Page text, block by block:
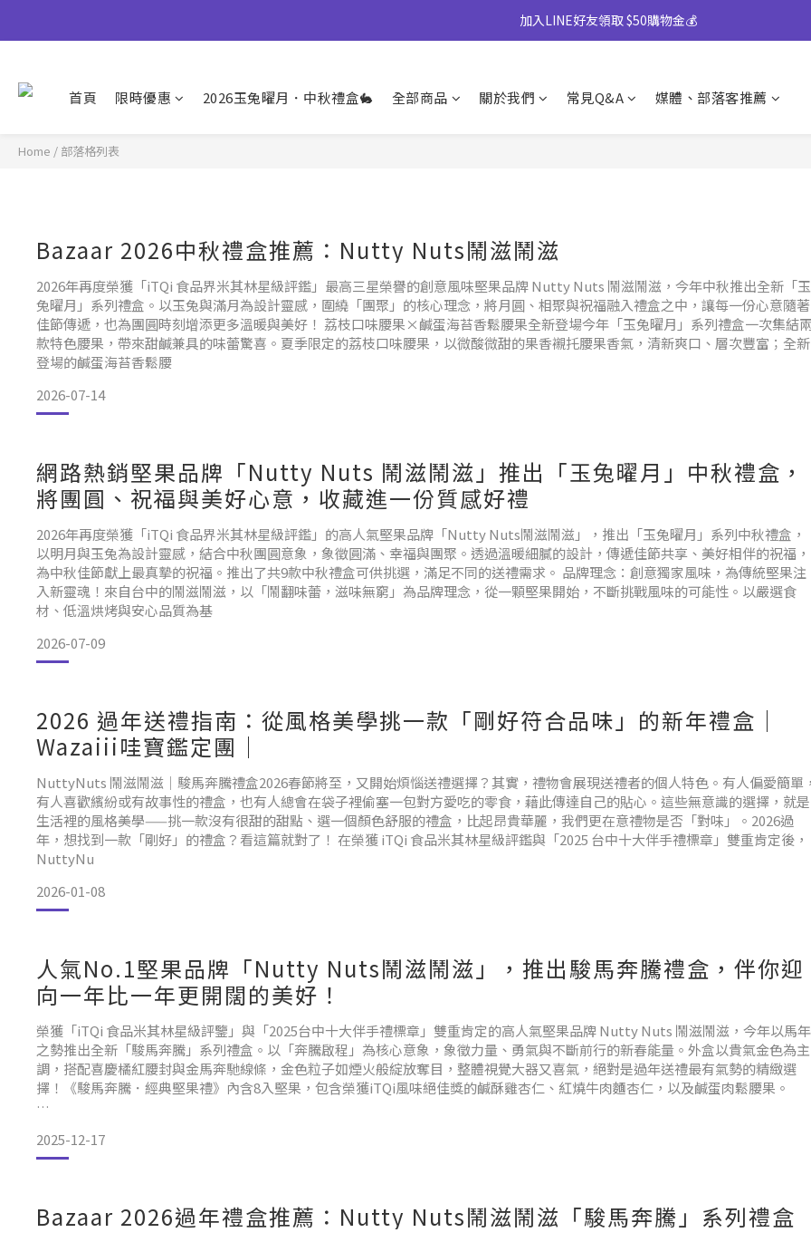
【早鳥優惠倒數中】中秋禮盒82折起｜50盒以上另享優惠➤ 點我詢價或致電專人服務
加入LINE好友領取 $50購物金💰
【早鳥優惠倒數中】中秋禮盒82折起｜50盒以上另享優惠➤ 點我詢價或致電專人服務
首頁 限時優惠 2026玉兔曜月．中秋禮盒🐇 全部商品 關於我們 常見Q&A 媒體、部落客推薦
Home / 部落格列表
Bazaar 2026中秋禮盒推薦：Nutty Nuts鬧滋鬧滋
2026年再度榮獲「iTQi 食品界米其林星級評鑑」最高三星榮譽的創意風味堅果品牌 Nutty Nuts 鬧滋鬧滋，今年中秋推出全新「玉
兔曜月」系列禮盒。以玉兔與滿月為設計靈感，圍繞「團聚」的核心理念，將月圓、相聚與祝福融入禮盒之中，讓每一份心意隨著
佳節傳遞，也為團圓時刻增添更多溫暖與美好！ 荔枝口味腰果×鹹蛋海苔香鬆腰果全新登場今年「玉兔曜月」系列禮盒一次集結
款特色腰果，帶來甜鹹兼具的味蕾驚喜。夏季限定的荔枝口味腰果，以微酸微甜的果香襯托腰果香氣，清新爽口、層次豐富；全新
登場的鹹蛋海苔香鬆腰
2026-07-14
網路熱銷堅果品牌「Nutty Nuts 鬧滋鬧滋」推出「玉兔曜月」中秋禮盒，
將團圓、祝福與美好心意，收藏進一份質感好禮
2026年再度榮獲「iTQi 食品界米其林星級評鑑」的高人氣堅果品牌「Nutty Nuts鬧滋鬧滋」，推出「玉兔曜月」系列中秋禮盒，
以明月與玉兔為設計靈感，結合中秋團圓意象，象徵圓滿、幸福與團聚。透過溫暖細膩的設計，傳遞佳節共享、美好相伴的祝福，
為中秋佳節獻上最真摯的祝福。推出了共9款中秋禮盒可供挑選，滿足不同的送禮需求。 品牌理念：創意獨家風味，為傳統堅果注
入新靈魂！來自台中的鬧滋鬧滋，以「鬧翻味蕾，滋味無窮」為品牌理念，從一顆堅果開始，不斷挑戰風味的可能性。以嚴選食
材、低溫烘烤與安心品質為基
2026-07-09
2026 過年送禮指南：從風格美學挑一款「剛好符合品味」的新年禮盒｜
Wazaiii哇寶鑑定團｜
NuttyNuts 鬧滋鬧滋｜駿馬奔騰禮盒2026春節將至，又開始煩惱送禮選擇？其實，禮物會展現送禮者的個人特色。有人偏愛簡單
有人喜歡繽紛或有故事性的禮盒，也有人總會在袋子裡偷塞一包對方愛吃的零食，藉此傳達自己的貼心。這些無意識的選擇，就是
生活裡的風格美學——挑一款沒有很甜的甜點、選一個顏色舒服的禮盒，比起昂貴華麗，我們更在意禮物是否「對味」。2026過
年，想找到一款「剛好」的禮盒？看這篇就對了！ 在榮獲 iTQi 食品米其林星級評鑑與「2025 台中十大伴手禮標章」雙重肯定後，
NuttyNu
2026-01-08
人氣No.1堅果品牌「Nutty Nuts鬧滋鬧滋」，推出駿馬奔騰禮盒，伴你迎
向一年比一年更開闊的美好！
榮獲「iTQi 食品米其林星級評鑒」與「2025台中十大伴手禮標章」雙重肯定的高人氣堅果品牌 Nutty Nuts 鬧滋鬧滋，今年以馬年
之勢推出全新「駿馬奔騰」系列禮盒。以「奔騰啟程」為核心意象，象徵力量、勇氣與不斷前行的新春能量。外盒以貴氣金色為主
調，搭配喜慶橘紅腰封與金馬奔馳線條，金色粒子如煙火般綻放奪目，整體視覺大器又喜氣，絕對是過年送禮最有氣勢的精緻選
擇！《駿馬奔騰．經典堅果禮》內含8入堅果，包含榮獲iTQi風味絕佳獎的鹹酥雞杏仁、紅燒牛肉麵杏仁，以及鹹蛋肉鬆腰果。
2025-12-17
Bazaar 2026過年禮盒推薦：Nutty Nuts鬧滋鬧滋「駿馬奔騰」系列禮盒